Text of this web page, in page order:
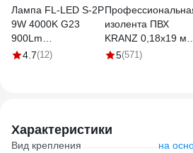
Лампа FL-LED S-2P
9W 4000K G23
900Lm
33x21x236mm
4.7(12)
изолента ПВХ
KRANZ 0,18х19 мм,
20 м, черная KR-
5(571)
Характеристики
Вид крепления
на